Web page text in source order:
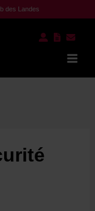
des Landes